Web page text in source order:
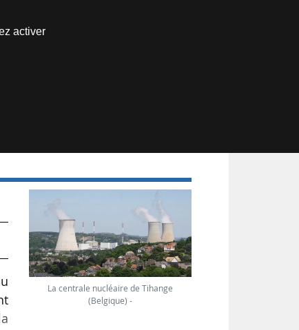
La centrale nucléaire de Tihange
(Belgique) -
activer